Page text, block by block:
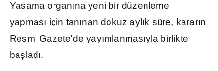
Yasama organına yeni bir düzenleme
yapması için tanınan dokuz ayl ık süre, kararın
Resmi Gazete'de yayımlanmasıyla birlikte
baş ladı.